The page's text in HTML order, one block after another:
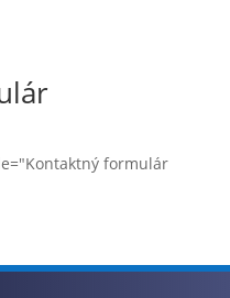
formulár